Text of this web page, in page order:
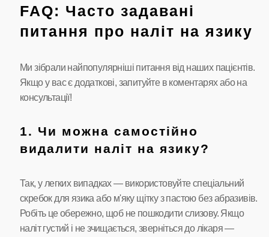
FAQ: Часто задавані
питання про наліт на язику
Ми зібрали найпопулярніші питання від наших пацієнтів.
Якщо у вас є додаткові, запитуйте в коментарях або на
консультації!
1. Чи можна самостійно
видалити наліт на язику?
Так, у легких випадках — використовуйте спеціальний
скребок для язика або м'яку щітку з пастою без абразивів.
Робіть це обережно, щоб не пошкодити слизову. Якщо
наліт густий і не зчищається, зверніться до лікаря —